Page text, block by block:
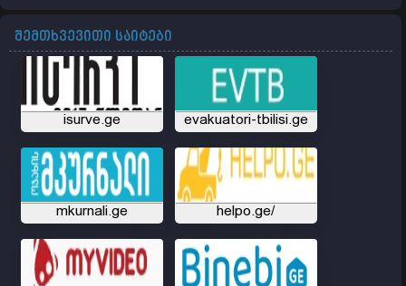
შემთხვევითი საიტები
isurve.ge evakuatori-tbilisi.ge
mkurnali.ge helpo.ge/